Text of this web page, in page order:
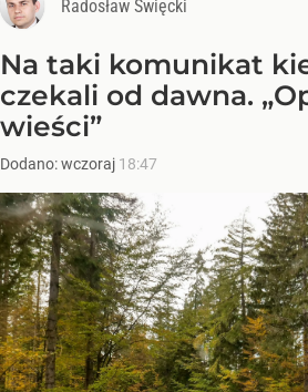
Radosław Święcki
Na taki komunikat
czekali od dawna.
wieści”
Dodano:wczoraj 18:47